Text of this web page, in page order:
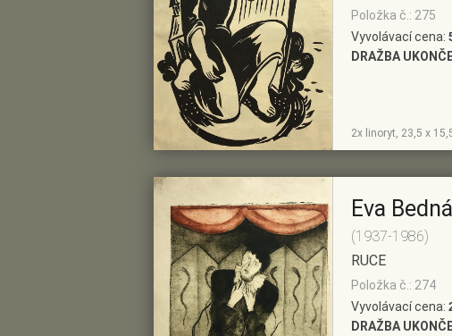
ZOBRAZIT
DETAIL
PŘIDAT DO
PŘEDVÝBĚRU
Položka č.: 275
Vyvolávací cena:
DRAŽBA
2x linoryt, 23,5 x
Eva
(1937-1986)
RUCE
Položka č.: 274
Vyvolávací cena:
DRAŽBA